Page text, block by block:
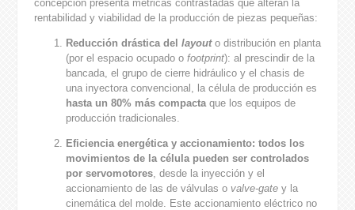
concepción presenta métricas contrastadas que alteran la
rentabilidad y viabilidad de la producción de piezas pequeñas:
Reducción drástica del layout o distribución en planta
(por el espacio ocupado o footprint): al prescindir de la
bancada, el grupo de cierre hidráulico y el chasis de
una inyectora convencional, la célula de producción es
hasta un 80% más compactaque los equipos de
producción tradicionales.
Eficiencia energética y accionamiento: todos los
movimientos de la célula pueden ser controlados
por servomotores, desde la inyección y el
accionamiento de las de válvulas o valve-gatey la
cinemática del molde. Este accionamiento eléctrico no